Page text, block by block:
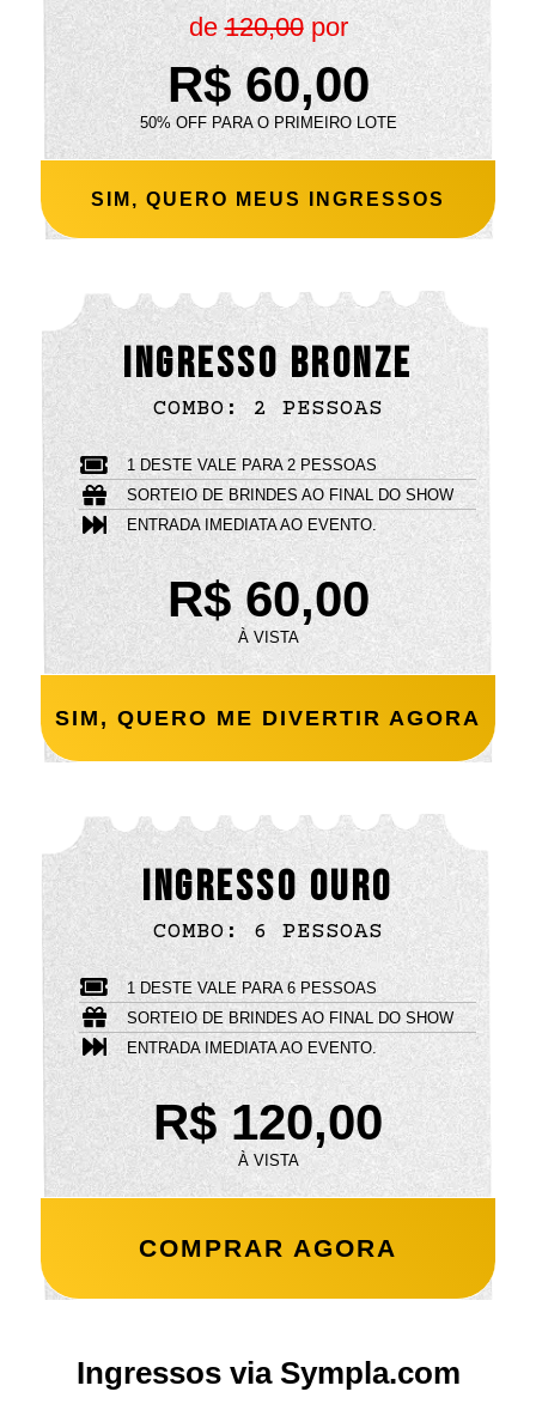
de120,00por
R$ 60,00
50% OFF PARA O PRIMEIRO LOTE
SIM, QUERO MEUS INGRESSOS
INGRESSO bronze
COMBO: 2 PESSOAS
1 DESTE VALE PARA 2 PESSOAS
SORTEIO DE BRINDES AO FINAL DO SHOW
ENTRADA IMEDIATA AO EVENTO.
R$ 60,00
À VISTA
SIM, QUERO ME DIVERTIR AGORA
INGRESSO OURO
COMBO: 6 PESSOAS
1 DESTE VALE PARA 6 PESSOAS
SORTEIO DE BRINDES AO FINAL DO SHOW
ENTRADA IMEDIATA AO EVENTO.
R$ 120,00
À VISTA
COMPRAR AGORA
Ingressos via Sympla.com